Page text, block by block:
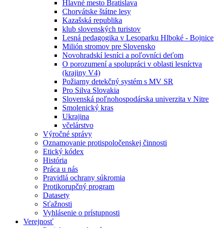
Hlavné mesto Bratislava
Chorvátske štátne lesy
Kazašská republika
klub slovenských turistov
Lesná pedagogika v Lesoparku Hlboké - Bojnice
Milión stromov pre Slovensko
Novohradskí lesníci a poľovníci deťom
O porozumení a spolupráci v oblasti lesníctva
(krajiny V4)
Požiarny detekčný systém s MV SR
Pro Silva Slovakia
Slovenská poľnohospodárska univerzita v Nitre
Smolenický kras
Ukrajina
včelárstvo
Výročné správy
Oznamovanie protispoločenskej činnosti
Etický kódex
História
Práca u nás
Pravidlá ochrany súkromia
Protikorupčný program
Datasety
Sťažnosti
Vyhlásenie o prístupnosti
Verejnosť